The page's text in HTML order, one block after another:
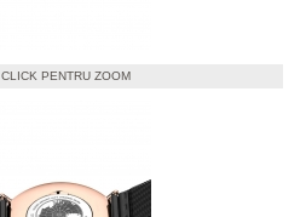
CLICK PENTRU ZOOM